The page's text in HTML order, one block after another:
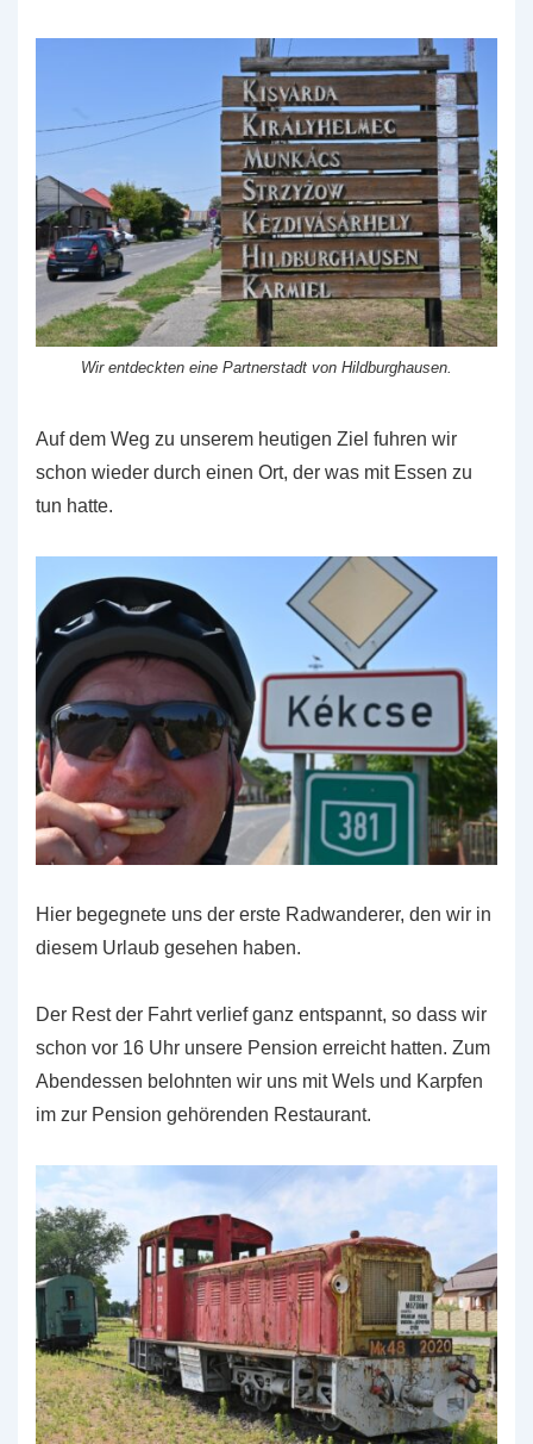
Wir entdeckten eine Partnerstadt von Hildburghausen.
Auf dem Weg zu unserem heutigen Ziel fuhren wir
schon wieder durch einen Ort, der was mit Essen zu
tun hatte.
Hier begegnete uns der erste Radwanderer, den wir in
diesem Urlaub gesehen haben.
Der Rest der Fahrt verlief ganz entspannt, so dass wir
schon vor 16 Uhr unsere Pension erreicht hatten. Zum
Abendessen belohnten wir uns mit Wels und Karpfen
im zur Pension gehörenden Restaurant.